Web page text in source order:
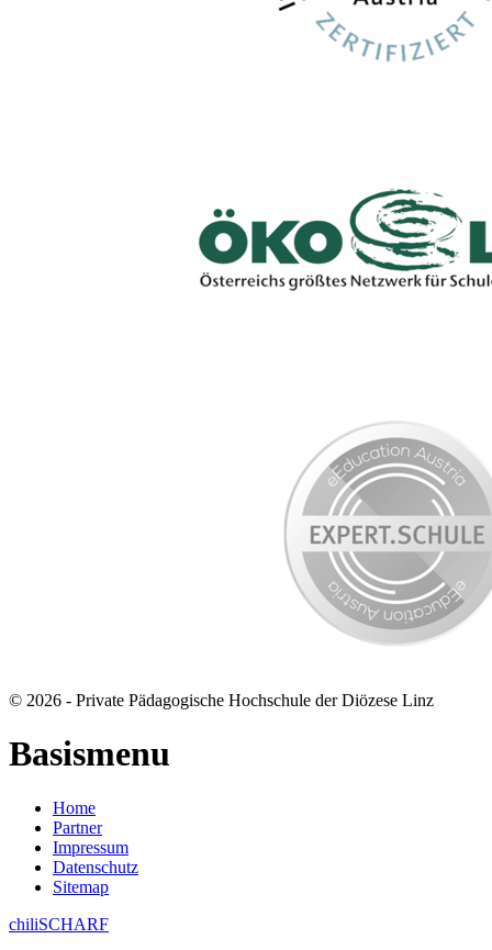
© 2026 - Private Pädagogische Hochschule der Diözese Linz
Basismenu
Home
Partner
Impressum
Datenschutz
Sitemap
chiliSCHARF